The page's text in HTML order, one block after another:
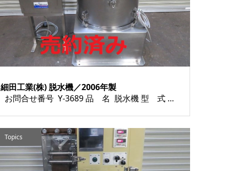
細田工業(株) 脱水機／2006年製
お問合せ番号 Y-3689 品 名 脱水機 型 式 種 類 食品加工機器 その他 程 度 メーカー名 細田工業 株式会社 年 式 2006年製 素 材 外 寸 付属機器 電 源 売約済み 金 額 運 賃 保証期間 1ヶ月 備 考 HOM...
Topics